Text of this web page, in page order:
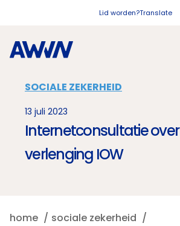
Lid worden?Translate
SOCIALE ZEKERHEID
13 juli 2023
Internetconsultatie over
verlenging IOW
home
sociale zekerheid